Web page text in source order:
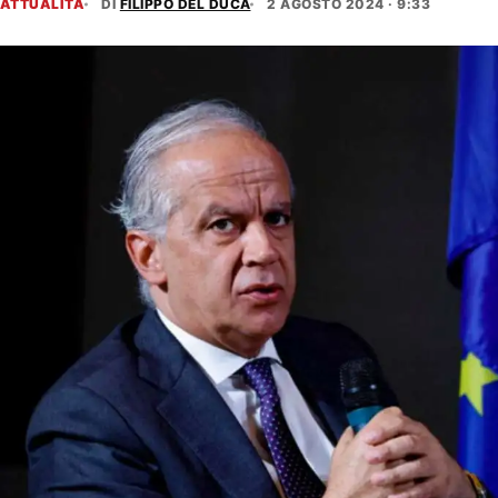
ATTUALITÀ DI FILIPPO DEL DUCA 2 AGOSTO 2024 · 9:33